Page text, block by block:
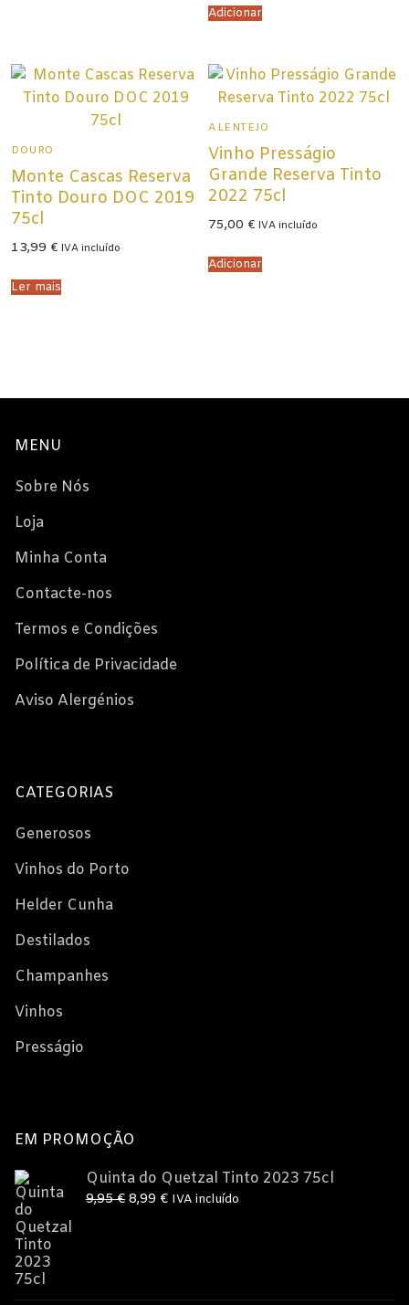
Adicionar
DOURO
Monte Cascas Reserva
Tinto Douro DOC 2019
75cl
13,99 € IVA incluído
Ler mais
ALENTEJO
Vinho Presságio
Grande Reserva Tinto
2022 75cl
75,00 € IVA incluído
Adicionar
MENU
Sobre Nós
Loja
Minha Conta
Contacte-nos
Termos e Condições
Política de Privacidade
Aviso Alergénios
CATEGORIAS
Generosos
Vinhos do Porto
Helder Cunha
Destilados
Champanhes
Vinhos
Presságio
EM PROMOÇÃO
Quinta do Quetzal Tinto 2023 75cl
9,95€ O
8,99 €OIVA incluído